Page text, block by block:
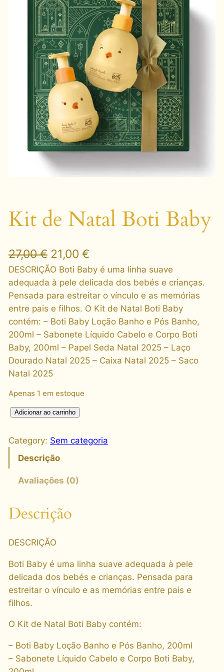
Kit de Natal Boti Baby
27,00€ O
p
r
e
ç
o
o
r
i
g
n
a
l
r
2
7
0
21,00 €O
p
r
e
ç
o
a
é
€
DESCRIÇÃO Boti Baby é uma linha suave
adequada à pele delicada dos bebés e crianças.
Pensada para estreitar o vínculo e as memórias
entre pais e filhos. O Kit de Natal Boti Baby
contém: – Boti Baby Loção Banho e Pós Banho,
200ml – Sabonete Líquido Cabelo e Corpo Boti
Baby, 200ml – Papel Seda Natal 2025 – Laço
Dourado Natal 2025 – Caixa Natal 2025 – Saco
Natal 2025
Apenas 1 em estoque
t
a
B
t
i
B
a
b
q
u
Adicionar ao carrinho
Category: Sem categoria
Descrição
Avaliações (0)
Descrição
DESCRIÇÃO
Boti Baby é uma linha suave adequada à pele
delicada dos bebés e crianças. Pensada para
estreitar o vínculo e as memórias entre pais e
filhos.
O Kit de Natal Boti Baby contém:
– Boti Baby Loção Banho e Pós Banho, 200ml
– Sabonete Líquido Cabelo e Corpo Boti Baby,